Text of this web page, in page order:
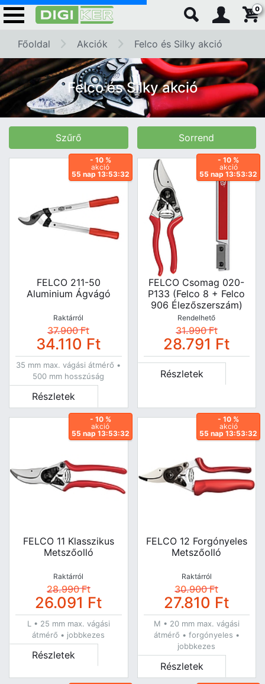
0
Főoldal Akciók Felco és Silky akció
Felco és Silky akció
Szűrő Sorrend
- 10 %
akció
55 nap 13:53:31
FELCO 211-50
Aluminium Ágvágó
Raktárról
37.900Ft
34.110 Ft
35 mm max. vágási átmérő •
500 mm hosszúság
Részletek
- 10 %
akció
55 nap 13:53:31
FELCO Csomag 020-
P133 (Felco 8 + Felco
906 Élezőszerszám)
Rendelhető
31.990Ft
28.791 Ft
Részletek
- 10 %
akció
55 nap 13:53:31
FELCO 11 Klasszikus
Metszőolló
Raktárról
28.990Ft
26.091 Ft
L • 25 mm max. vágási
átmérő • jobbkezes
Részletek
- 10 %
akció
55 nap 13:53:31
FELCO 12 Forgónyeles
Metszőolló
Raktárról
30.900Ft
27.810 Ft
M • 20 mm max. vágási
átmérő • forgónyeles •
jobbkezes
Részletek